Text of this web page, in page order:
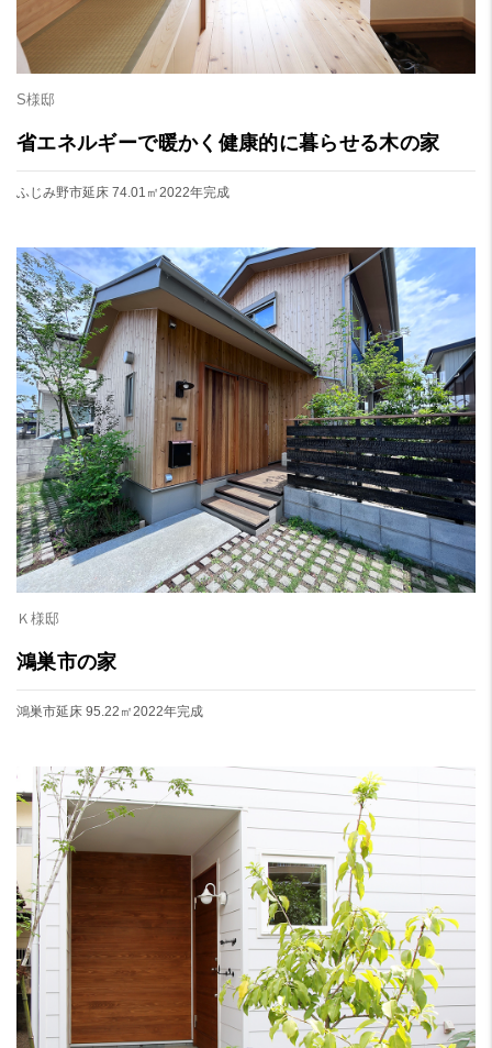
S様邸
省エネルギーで暖かく健康的に暮らせる木の家
ふじみ野市延床 74.01㎡2022年完成
Ｋ様邸
鴻巣市の家
鴻巣市延床 95.22㎡2022年完成